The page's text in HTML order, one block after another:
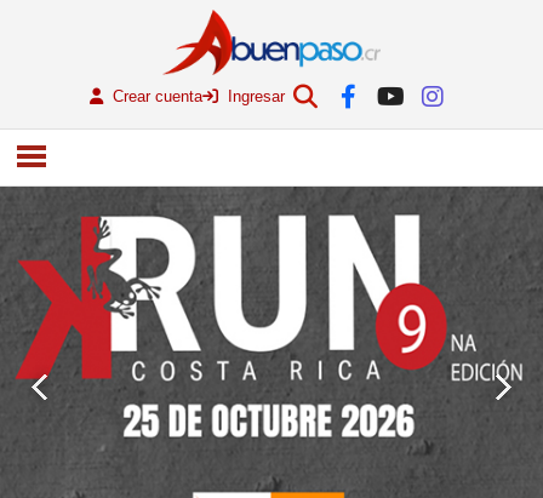
Crear cuenta Ingresar